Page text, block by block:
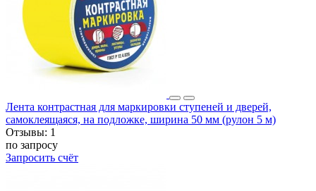
Лента контрастная для маркировки ступеней и дверей,
самоклеящаяся, на подложке, ширина 50 мм (рулон 5 м)
Отзывы: 1
по запросу
Запросить счёт